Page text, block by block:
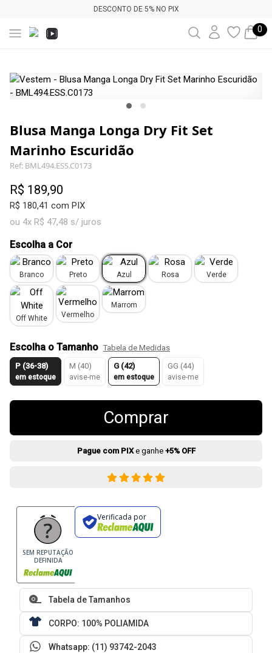
DESCONTO DE 5% NO PIX
0
Blusa Manga Longa Dry Fit Set
Marinho Escuridão
Ref: BML494.ESS.C0173
R$ 189,90
R$ 180,41 com PIX
ou 4x R$ 47,48 s/ juros
Escolha a Cor
Branco Preto Azul Rosa Verde
Off White Vermelho
Marrom
Escolha o Tamanho Tabela de Medidas
P (36-38)
em estoque
M (40)
avise-me
G (42)
em estoque
GG (44)
avise-me
Comprar
Pague com PIXe ganhe +5% OFF
SEM REPUTAÇÃO
DEFINIDA
Verificada por
Tabela de Tamanhos
CORPO: 100% POLIAMIDA
Whatsapp: (11) 93742-2043